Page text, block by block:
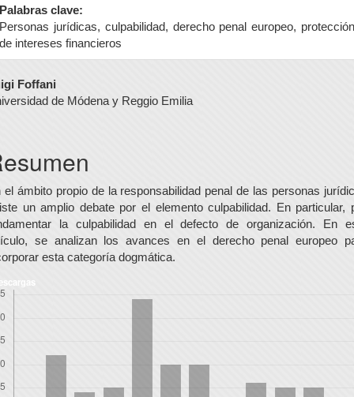
Palabras clave:
Personas jurídicas, culpabilidad, derecho penal europeo, protección
de intereses financieros
Foffani
de Módena y Reggio Emilia
el ámbito propio de la responsabilidad penal de las personas
un amplio debate por el elemento culpabilidad. En particular,
la culpabilidad en el defecto de organización. En
se analizan los avances en el derecho penal europeo
esta categoría dogmática.